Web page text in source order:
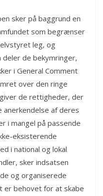
sker på baggrund en
som begrænser
leg, og
deler de bekymringer,
i General Comment
over den ringe
de rettigheder, der
anerkendelse af deres
i mangel på passende
eksisterende
i national og lokal
sker indsatsen
og organiserede
er behovet for at skabe